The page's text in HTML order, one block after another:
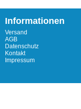
Informationen
Versand
AGB
Datenschutz
Kontakt
Impressum